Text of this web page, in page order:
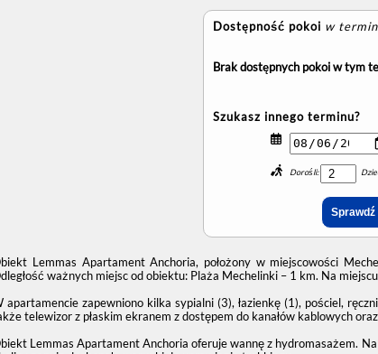
Dostępność pokoi w
Brak dostępnych pokoi w tym
Szukasz innego terminu?
Dorośli:
Lemmas Apartament Anchoria, położony w miejscowości
ważnych miejsc od obiektu: Plaża Mechelinki – 1 km. Na
apartamencie zapewniono kilka sypialni (3), łazienkę (1), pościel,
telewizor z płaskim ekranem z dostępem do kanałów kablowych
Lemmas Apartament Anchoria oferuje wannę z hydromasażem.